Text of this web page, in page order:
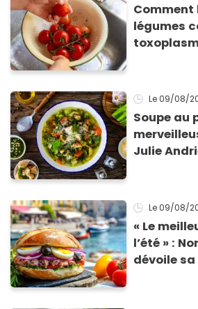
Comment
légumes
Le 09/08/
Soupe au
Julie
Le 09/08/
« Le
l’été » :
dévoile